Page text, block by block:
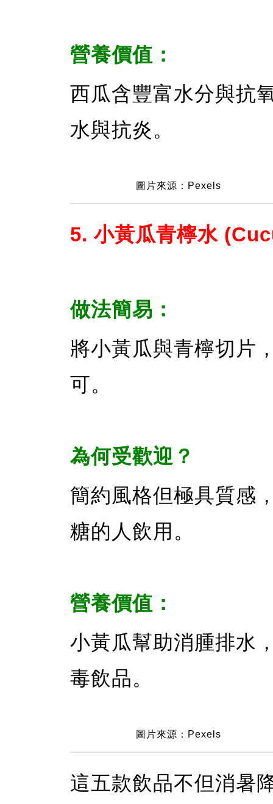
營養價值：
西瓜含豐富水分與抗
水與抗炎。
圖片來源：Pexels
5. 小黃瓜青檸水
做法簡易：
將小黃瓜與青檸切片
可。
為何受歡迎？
簡約風格但極具質感
糖的人飲用。
營養價值：
小黃瓜幫助消腫排水
毒飲品。
圖片來源：Pexels
這五款飲品不但消暑